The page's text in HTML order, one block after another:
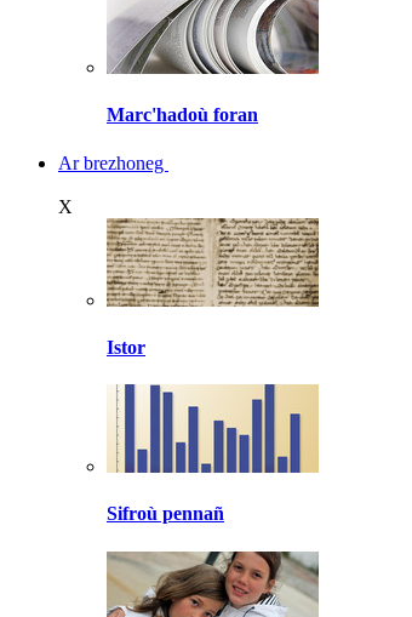
Marc'hadoù foran
Ar brezhoneg
X
Istor
Sifroù pennañ